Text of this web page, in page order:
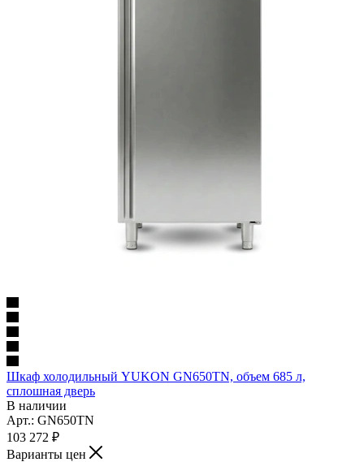
Шкаф холодильный YUKON GN650TN, объем 685 л,
сплошная дверь
В наличии
Арт.: GN650TN
103 272 ₽
Варианты цен